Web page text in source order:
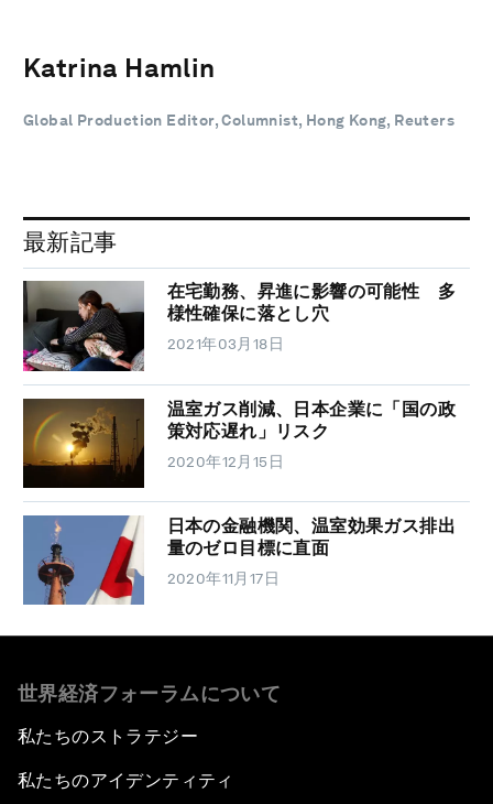
Katrina Hamlin
Global Production Editor, Columnist, Hong Kong, Reuters
最新記事
在宅勤務、昇進に影響の可能性 多
様性確保に落とし穴
2021年03月18日
温室ガス削減、日本企業に「国の政
策対応遅れ」リスク
2020年12月15日
日本の金融機関、温室効果ガス排出
量のゼロ目標に直面
2020年11月17日
世界経済フォーラムについて
私たちのストラテジー
私たちのアイデンティティ